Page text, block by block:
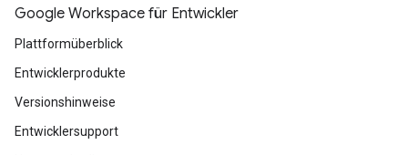
Google Workspace für Entwickler
Plattformüberblick
Entwicklerprodukte
Versionshinweise
Entwicklersupport